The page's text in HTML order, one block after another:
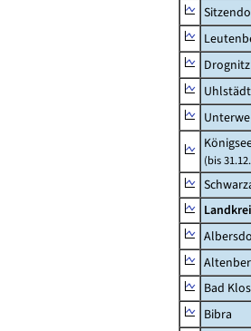
Drognitz
(bis
Bad
Bibra